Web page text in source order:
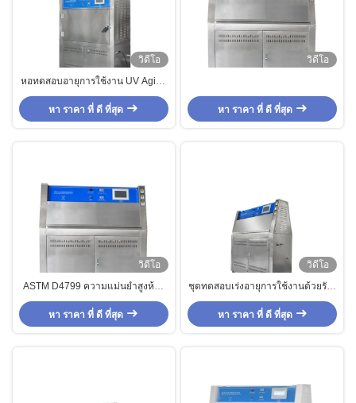
วิดีโอ
หอทดสอบอายุการใช้งาน UV Aging
แบบอัตโนมัติ, เครื่องทดสอบสภาวะ
อากาศที่เร่งปฏิกิริยา UVA
หา ราคา ที่ ดี ที่สุด
วิดีโอ
หา ราคา ที่ ดี ที่สุด
วิดีโอ
ASTM D4799 ความแม่นยำสูงห้อง
ทดสอบ UV Aging
หา ราคา ที่ ดี ที่สุด
วิดีโอ
ชุดทดสอบเร่งอายุการใช้งานด้วยรังสี
อัลตราไวโอเลตด้วยระบบควบคุม
อัตโนมัติ Uv Light Aging Test
Chambers
หา ราคา ที่ ดี ที่สุด